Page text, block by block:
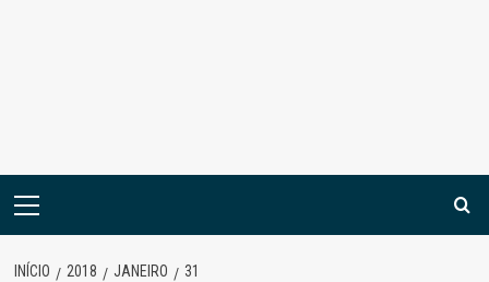
Menu
INÍCIO 2018 JANEIRO 31